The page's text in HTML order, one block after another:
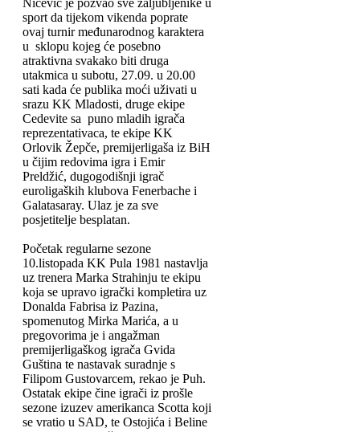
sport da tijekom vikenda poprate
ovaj turnir međunarodnog karaktera
u sklopu kojeg će posebno
atraktivna svakako biti druga
utakmica u subotu, 27.09. u 20.00
sati kada će publika moći uživati u
srazu KK Mladosti, druge ekipe
Cedevite sa puno mladih igrača
reprezentativaca, te ekipe KK
Orlovik Žepče, premijerligaša iz BiH
u čijim redovima igra i Emir
Preldžić, dugogodišnji igrač
euroligaških klubova Fenerbache i
Galatasaray. Ulaz je za sve
posjetitelje besplatan.
Početak regularne sezone
10.listopada KK Pula 1981 nastavlja
uz trenera Marka Strahinju te ekipu
koja se upravo igrački kompletira uz
Donalda Fabrisa iz Pazina,
spomenutog Mirka Marića, a u
pregovorima je i angažman
premijerligaškog igrača Gvida
Guština te nastavak suradnje s
Filipom Gustovarcem, rekao je Puh.
Ostatak ekipe čine igrači iz prošle
sezone izuzev amerikanca Scotta koji
se vratio u SAD, te Ostojića i Beline